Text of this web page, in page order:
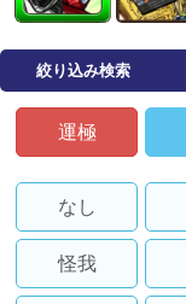
絞り込み検索
運極
なし
怪我